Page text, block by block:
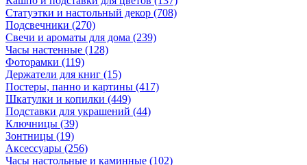
Статуэтки и настольный декор (708)
Подсвечники (270)
Свечи и ароматы для дома (239)
Часы настенные (128)
Фоторамки (119)
Держатели для книг (15)
Постеры, панно и картины (417)
Шкатулки и копилки (449)
Подставки для украшений (44)
Ключницы (39)
Зонтницы (19)
Аксессуары (256)
Часы настольные и каминные (102)